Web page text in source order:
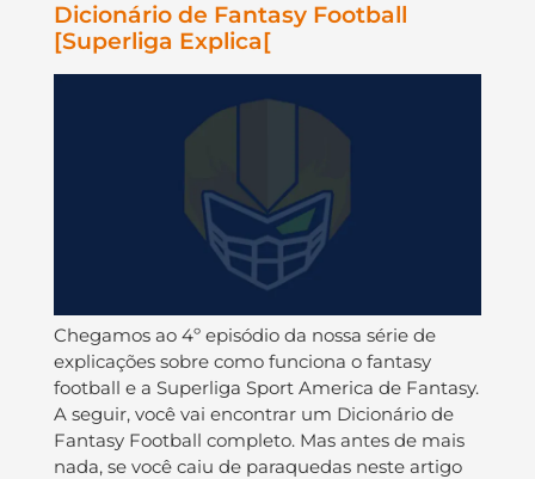
Dicionário de Fantasy Football
[Superliga Explica[
Chegamos ao 4º episódio da nossa série de
explicações sobre como funciona o fantasy
football e a Superliga Sport America de Fantasy.
A seguir, você vai encontrar um Dicionário de
Fantasy Football completo. Mas antes de mais
nada, se você caiu de paraquedas neste artigo